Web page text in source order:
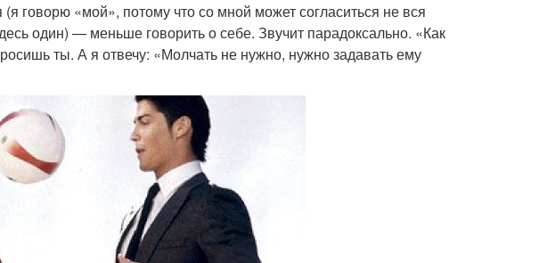
говорю «мой», потому что со мной может согласиться не вся
один) — меньше говорить о себе. Звучит парадоксально. «Как
ты. А я отвечу: «Молчать не нужно, нужно задавать ему